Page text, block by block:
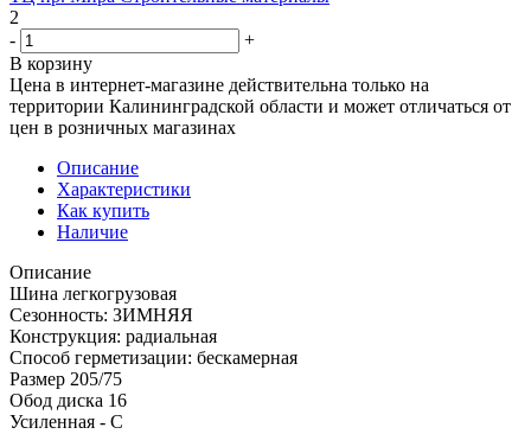
2
-
+
В корзину
Цена в интернет-магазине действительна только на
территории Калининградской области и может отличаться от
цен в розничных магазинах
Описание
Характеристики
Как купить
Наличие
Описание
Шина легкогрузовая
Сезонность: ЗИМНЯЯ
Конструкция: радиальная
Способ герметизации: бескамерная
Размер 205/75
Обод диска 16
Усиленная - С